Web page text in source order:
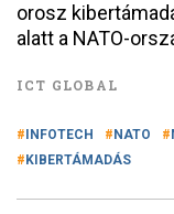
orosz
alatt a NATO-
ICT GLOBAL
INFOTECH NATO
KIBERTÁMADÁS